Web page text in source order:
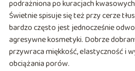
podrażniona po kuracjach
Świetnie spisuje się też przy cerze
bardzo często jest jednocześnie
agresywne kosmetyki. Dobrze
przywraca miękkość, elastyczność i
obciążania porów.